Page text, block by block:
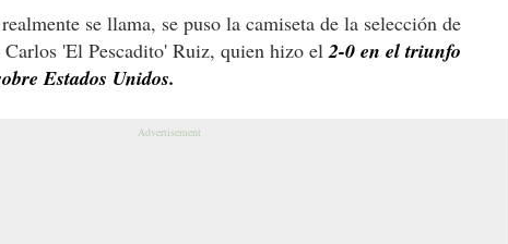
se llama, se puso la camiseta de la selección de
'El Pescadito' Ruiz, quien hizo el2-0 en el triunfo
Estados Unidos.